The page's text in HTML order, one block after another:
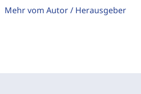
Mehr vom Autor / Herausgeber